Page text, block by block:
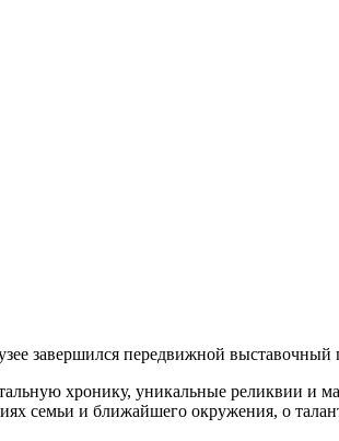
завершился передвижной
хронику, уникальные реликвии и
семьи и ближайшего окружения, о